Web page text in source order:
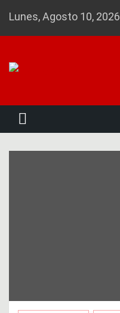
Lunes, Agosto 10, 2026